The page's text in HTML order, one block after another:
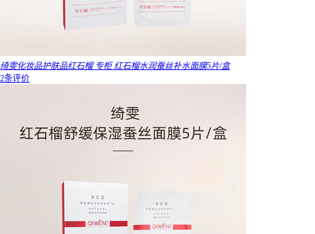
绮雯化妆品护肤品红石榴 专柜 红石榴水润蚕丝补水面膜5片/盒
2条评价